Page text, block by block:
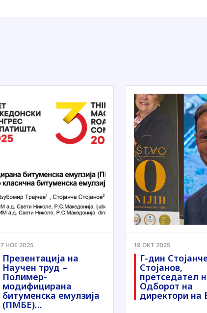
НОЕ 2025
Презентација на
Научен труд –
Полимер-
модифицирана
битуменска емулзија
(ПМБЕ)…
19 ОКТ 2025
Г-дин
Стојанов,
претседател
Одборот на
директори